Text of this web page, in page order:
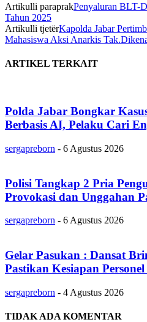
Artikulli paraprakPenyaluran BLT-
Tahun 2025
Artikulli tjetërKapolda Jabar
Mahasiswa Aksi Anarkis
ARTIKEL TERKAIT
Polda Jabar Bongkar
Berbasis AI, Pelaku Cari
sergapreborn - 6 Agustus 2026
Polisi Tangkap 2 Pria
Provokasi dan Unggahan
sergapreborn - 6 Agustus 2026
Gelar Pasukan : Dansat
Pastikan Kesiapan
sergapreborn - 4 Agustus 2026
TIDAK ADA KOMENTAR